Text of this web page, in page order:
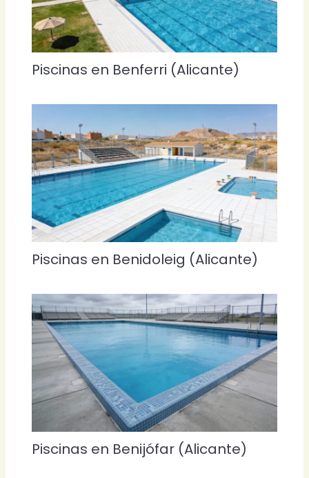
Piscinas en Benferri (Alicante)
Piscinas en Benidoleig (Alicante)
Piscinas en Benijófar (Alicante)